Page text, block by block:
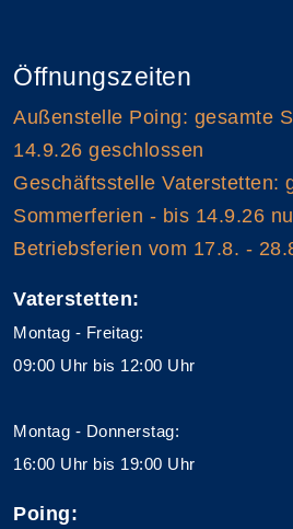
Öffnungszeiten
Außenstelle Poing: gesamte
14.9.26 geschlossen
Geschäftsstelle Vaterstetten:
Sommerferien - bis 14.9.26
Betriebsferien vom 17.8. -
Vaterstetten:
Montag - Freitag:
09:00 Uhr bis 12:00 Uhr
Montag - Donnerstag:
16:00 Uhr bis 19:00 Uhr
Poing: